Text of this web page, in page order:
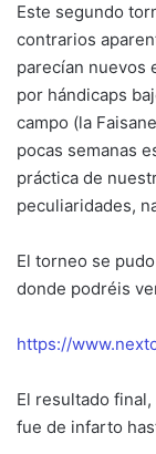
Este segundo
contrarios
parecían nuevos
por hándicaps
campo (la
pocas semanas
práctica de
peculiaridades,
El torneo se
donde podréis
https://
El resultado
fue de infarto